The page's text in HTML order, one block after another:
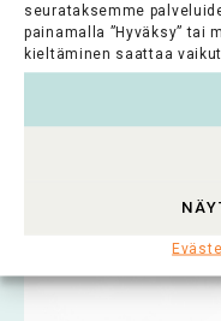
seurataksemme
painamalla ”Hyväksy” tai
kieltäminen saattaa
OLVI-säätiö
OLVI-säätiön
vanhusten
lahjakkaitten
Lue koko